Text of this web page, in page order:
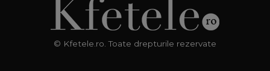
© Kfetele.ro. Toate drepturile rezervate